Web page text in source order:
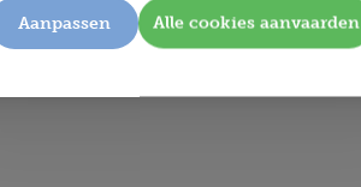
Aanpassen Alle cookies aanvaarden